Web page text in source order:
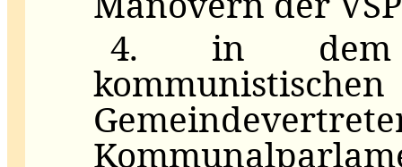
4. in dem